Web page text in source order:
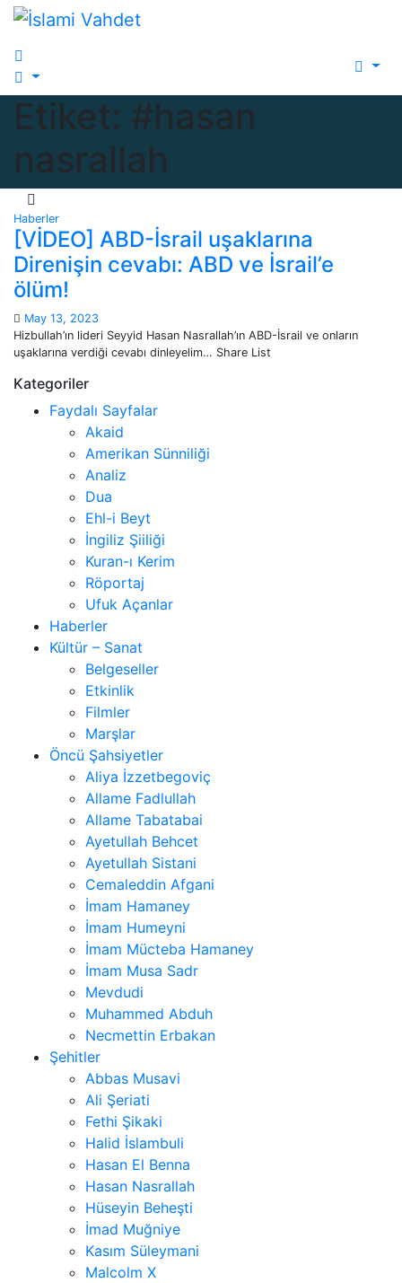
Skip
content
Etiket: #hasan
nasrallah
Haberler
[VİDEO] ABD-İsrail uşaklarına
Direnişin cevabı: ABD ve İsrail’e
ölüm!
May 13, 2023
Hizbullah’ın lideri Seyyid Hasan Nasrallah’ın ABD-İsrail ve onların
uşaklarına verdiği cevabı dinleyelim… Share List
Kategoriler
Faydalı Sayfalar
Akaid
Amerikan Sünniliği
Analiz
Dua
Ehl-i Beyt
İngiliz Şiiliği
Kuran-ı Kerim
Röportaj
Ufuk Açanlar
Haberler
Kültür – Sanat
Belgeseller
Etkinlik
Filmler
Marşlar
Öncü Şahsiyetler
Aliya İzzetbegoviç
Allame Fadlullah
Allame Tabatabai
Ayetullah Behcet
Ayetullah Sistani
Cemaleddin Afgani
İmam Hamaney
İmam Humeyni
İmam Mücteba Hamaney
İmam Musa Sadr
Mevdudi
Muhammed Abduh
Necmettin Erbakan
Şehitler
Abbas Musavi
Ali Şeriati
Fethi Şikaki
Halid İslambuli
Hasan El Benna
Hasan Nasrallah
Hüseyin Beheşti
İmad Muğniye
Kasım Süleymani
Malcolm X